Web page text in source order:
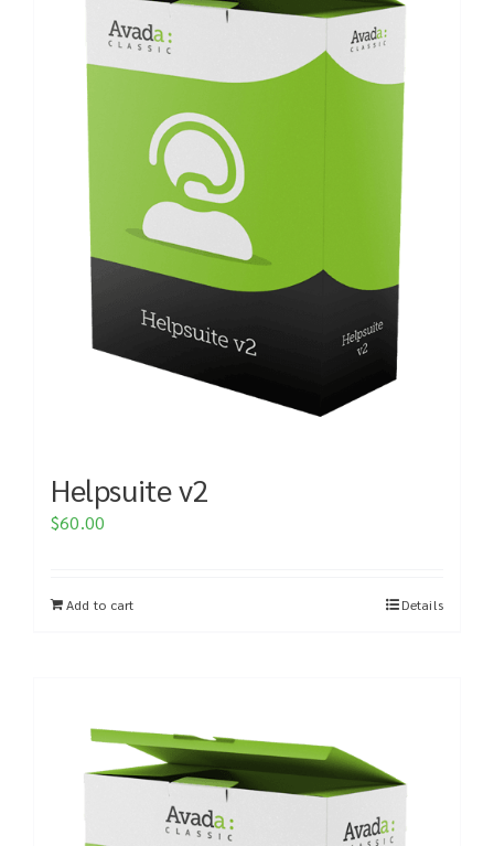
Helpsuite v2
$60.00
Add to cart Details